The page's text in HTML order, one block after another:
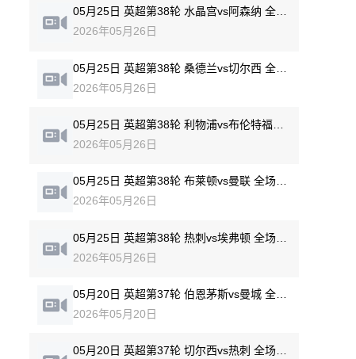
05月25日 英超第38轮 水晶宫vs阿森纳 全场录像回放
2026年05月26日
2026年05月26日
2026年05月26日
05月25日 英超第38轮 布莱顿vs曼联 全场录像回放
2026年05月26日
2026年05月26日
2026年05月20日
05月20日 英超第37轮 切尔西vs热刺 全场录像回放